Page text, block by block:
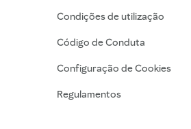
Condições de utilização
Código de Conduta
Configuração de Cookies
Regulamentos